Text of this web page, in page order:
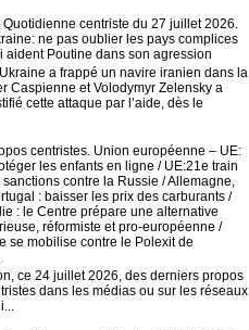
Quotidienne centriste du 27 juillet 2026.
ne pas oublier les pays complices
aident Poutine dans son agression
a frappé un navire iranien dans la
Caspienne et Volodymyr Zelensky a
cette attaque par l’aide, dès le
centristes. Union européenne – UE:
les enfants en ligne / UE:21e train
sanctions contre la Russie / Allemagne,
: baisser les prix des carburants /
: le Centre prépare une alternative
réformiste et pro-européenne /
se mobilise contre le Polexit de
ce 24 juillet 2026, des derniers propos
dans les médias ou sur les réseaux